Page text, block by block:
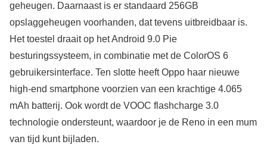
geheugen. Daarnaast is er standaard 256GB
opslaggeheugen voorhanden, dat tevens uitbreidbaar is.
Het toestel draait op het Android 9.0 Pie
besturingssysteem, in combinatie met de ColorOS 6
gebruikersinterface. Ten slotte heeft Oppo haar nieuwe
high-end smartphone voorzien van een krachtige 4.065
mAh batterij. Ook wordt de VOOC flashcharge 3.0
technologie ondersteunt, waardoor je de Reno in een mum
van tijd kunt bijladen.